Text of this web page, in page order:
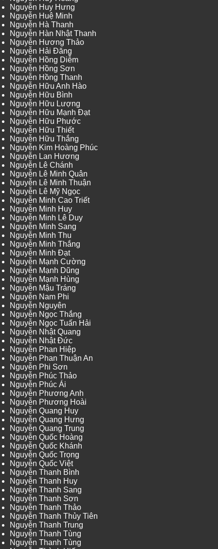
Nguyễn Huy Hưng
Nguyễn Huệ Minh
Nguyễn Hà Thanh
Nguyễn Hàn Nhật Thanh
Nguyễn Hương Thảo
Nguyễn Hải Đăng
Nguyễn Hồng Diễm
Nguyễn Hồng Sơn
Nguyễn Hồng Thanh
Nguyễn Hữu Anh Hào
Nguyễn Hữu Bình
Nguyễn Hữu Lượng
Nguyễn Hữu Mạnh Đạt
Nguyễn Hữu Phước
Nguyễn Hữu Thiết
Nguyễn Hữu Thắng
Nguyễn Kim Hoàng Phúc
Nguyễn Lan Hương
Nguyễn Lê Chánh
Nguyễn Lê Minh Quân
Nguyễn Lê Minh Thuận
Nguyễn Lê Mỹ Ngọc
Nguyễn Minh Cao Triết
Nguyễn Minh Huy
Nguyễn Minh Lê Duy
Nguyễn Minh Sang
Nguyễn Minh Thu
Nguyễn Minh Thắng
Nguyễn Minh Đạt
Nguyễn Mạnh Cường
Nguyễn Mạnh Dũng
Nguyễn Mạnh Hùng
Nguyễn Mậu Tráng
Nguyễn Nam Phi
Nguyễn Nguyên
Nguyễn Ngọc Thắng
Nguyễn Ngọc Tuấn Hải
Nguyễn Nhật Quang
Nguyễn Nhật Đức
Nguyễn Phan Hiệp
Nguyễn Phan Thuận An
Nguyễn Phi Sơn
Nguyễn Phúc Thảo
Nguyễn Phúc Ái
Nguyễn Phương Anh
Nguyễn Phương Hoài
Nguyễn Quang Huy
Nguyễn Quang Hưng
Nguyễn Quang Trung
Nguyễn Quốc Hoàng
Nguyễn Quốc Khánh
Nguyễn Quốc Trọng
Nguyễn Quốc Việt
Nguyễn Thanh Bình
Nguyễn Thanh Huy
Nguyễn Thanh Sang
Nguyễn Thanh Sơn
Nguyễn Thanh Thảo
Nguyễn Thanh Thủy Tiên
Nguyễn Thanh Trung
Nguyễn Thanh Tùng
Nguyễn Thanh Tùng